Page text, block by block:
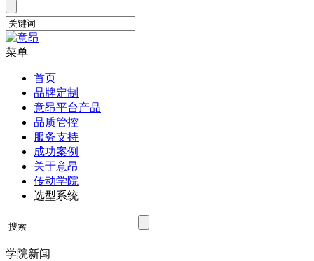
菜单
首页
品牌定制
意昂平台产品
品质管控
服务支持
成功案例
关于意昂
传动学院
选型系统
学院新闻